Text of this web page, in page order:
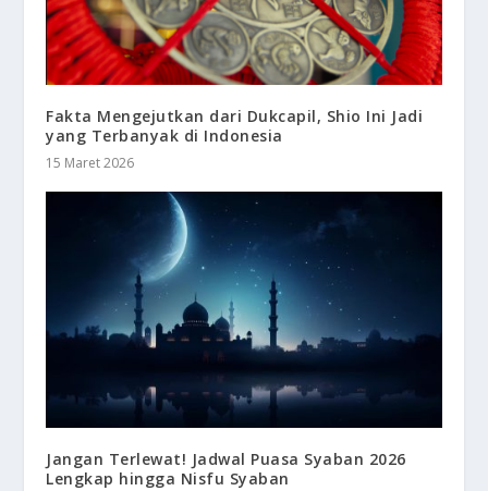
Fakta Mengejutkan dari Dukcapil, Shio Ini Jadi
yang Terbanyak di Indonesia
15 Maret 2026
Jangan Terlewat! Jadwal Puasa Syaban 2026
Lengkap hingga Nisfu Syaban